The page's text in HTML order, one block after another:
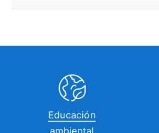
Educación
ambiental